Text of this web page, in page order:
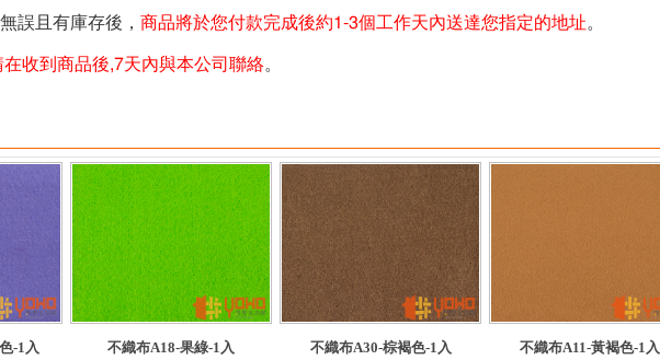
誤且有庫存後， 商品將於您付款完成後約1-3個工作天內送達您指定的地址。
收到商品後,7天內與本公司聯絡。
-1入
不織布A18-果綠-1入
不織布A30-棕褐色-1入
不織布A11-黃褐色-1入